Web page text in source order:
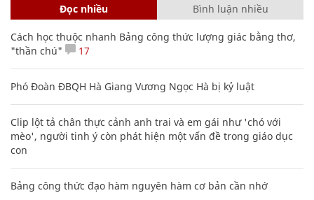
Đọc nhiều Bình luận nhiều
Cách học thuộc nhanh Bảng công thức lượng giác bằng thơ,
"thần chú"
17
Phó Đoàn ĐBQH Hà Giang Vương Ngọc Hà bị kỷ luật
Clip lột tả chân thực cảnh anh trai và em gái như 'chó với
mèo', người tinh ý còn phát hiện một vấn đề trong giáo dục
con
Bảng công thức đạo hàm nguyên hàm cơ bản cần nhớ